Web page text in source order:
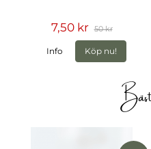
7,50 kr 50 kr
Info Köp nu!